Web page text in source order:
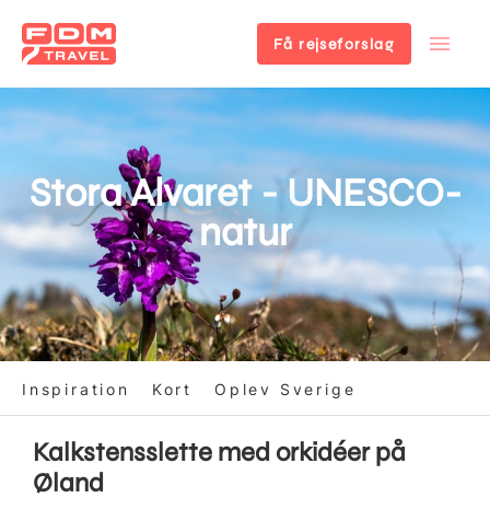
Få rejseforslag
Stora Alvaret - UNESCO-
natur
Inspiration Kort Oplev Sverige
Kalkstensslette med orkidéer på
Øland